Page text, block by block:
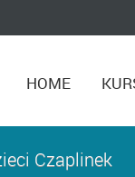
HOME
Czaplinek